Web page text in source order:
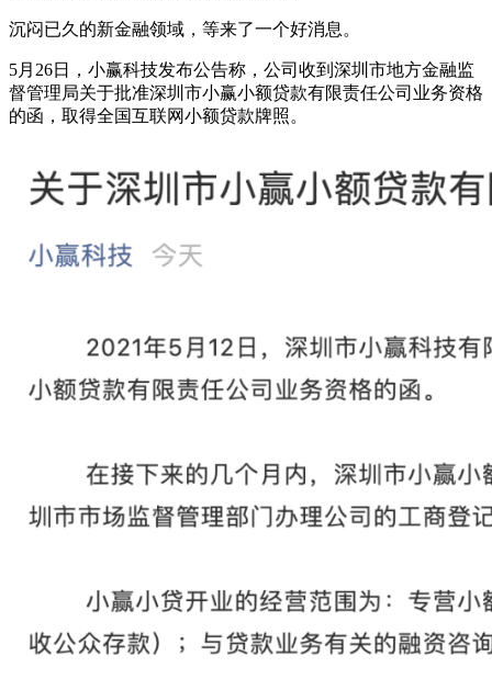
沉闷已久的新金融领域，等来了一个好消息。
5月26日，小赢科技发布公告称，公司收到深圳市地方金融监
督管理局关于批准深圳市小赢小额贷款有限责任公司业务资格
的函，取得全国互联网小额贷款牌照。